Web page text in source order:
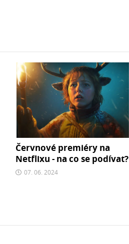
Červnové premiéry na
Netflixu - na co se podívat?
07. 06. 2024